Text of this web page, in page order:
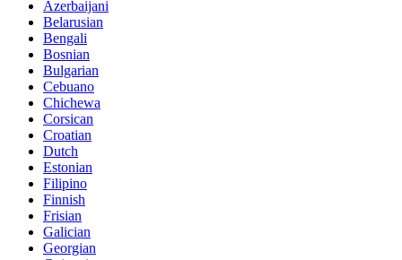
Azerbaijani
Belarusian
Bengali
Bosnian
Bulgarian
Cebuano
Chichewa
Corsican
Croatian
Dutch
Estonian
Filipino
Finnish
Frisian
Galician
Georgian